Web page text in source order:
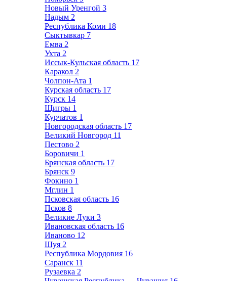
Новый Уренгой 3
Надым 2
Республика Коми 18
Сыктывкар 7
Емва 2
Ухта 2
Иссык-Кульская область 17
Каракол 2
Чолпон-Ата 1
Курская область 17
Курск 14
Щигры 1
Курчатов 1
Новгородская область 17
Великий Новгород 11
Пестово 2
Боровичи 1
Брянская область 17
Брянск 9
Фокино 1
Мглин 1
Псковская область 16
Псков 8
Великие Луки 3
Ивановская область 16
Иваново 12
Шуя 2
Республика Мордовия 16
Саранск 11
Рузаевка 2